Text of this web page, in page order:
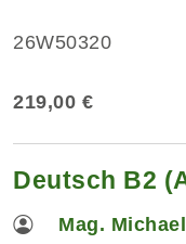
26W50320
219,00 €
Deutsch B2
Mag.